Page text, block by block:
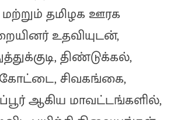
தமிழக ஊரக
உதவியுடன்,
திண்டுக்கல்,
சிவகங்கை,
ஆகிய மாவட்டங்களில்,